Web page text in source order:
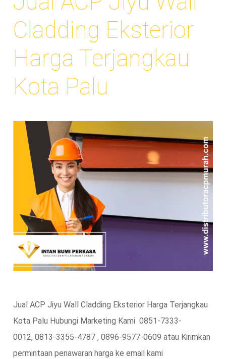
Cladding Eksterior
Harga Terjangkau
Kota Palu
Jual ACP Jiyu Wall Cladding Eksterior Harga Terjangkau
Kota Palu Hubungi Marketing Kami 0851-7333-
0012, 0813-3355-4787 , 0896-9577-0609 atau Kirimkan
permintaan penawaran harga ke email kami